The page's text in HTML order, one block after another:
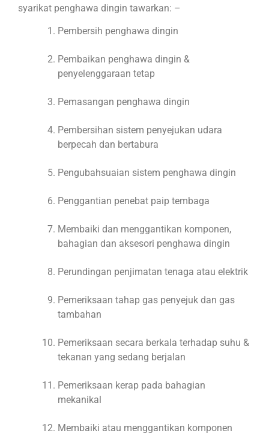
syarikat penghawa dingin tawarkan: –
Pembersih penghawa dingin
Pembaikan penghawa dingin &
penyelenggaraan tetap
Pemasangan penghawa dingin
Pembersihan sistem penyejukan udara
berpecah dan bertabura
Pengubahsuaian sistem penghawa dingin
Penggantian penebat paip tembaga
Membaiki dan menggantikan komponen,
bahagian dan aksesori penghawa dingin
Perundingan penjimatan tenaga atau elektrik
Pemeriksaan tahap gas penyejuk dan gas
tambahan
Pemeriksaan secara berkala terhadap suhu &
tekanan yang sedang berjalan
Pemeriksaan kerap pada bahagian
mekanikal
Membaiki atau menggantikan komponen